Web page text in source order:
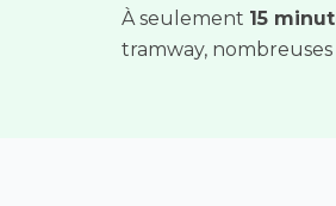
À seulement 15
tramway,